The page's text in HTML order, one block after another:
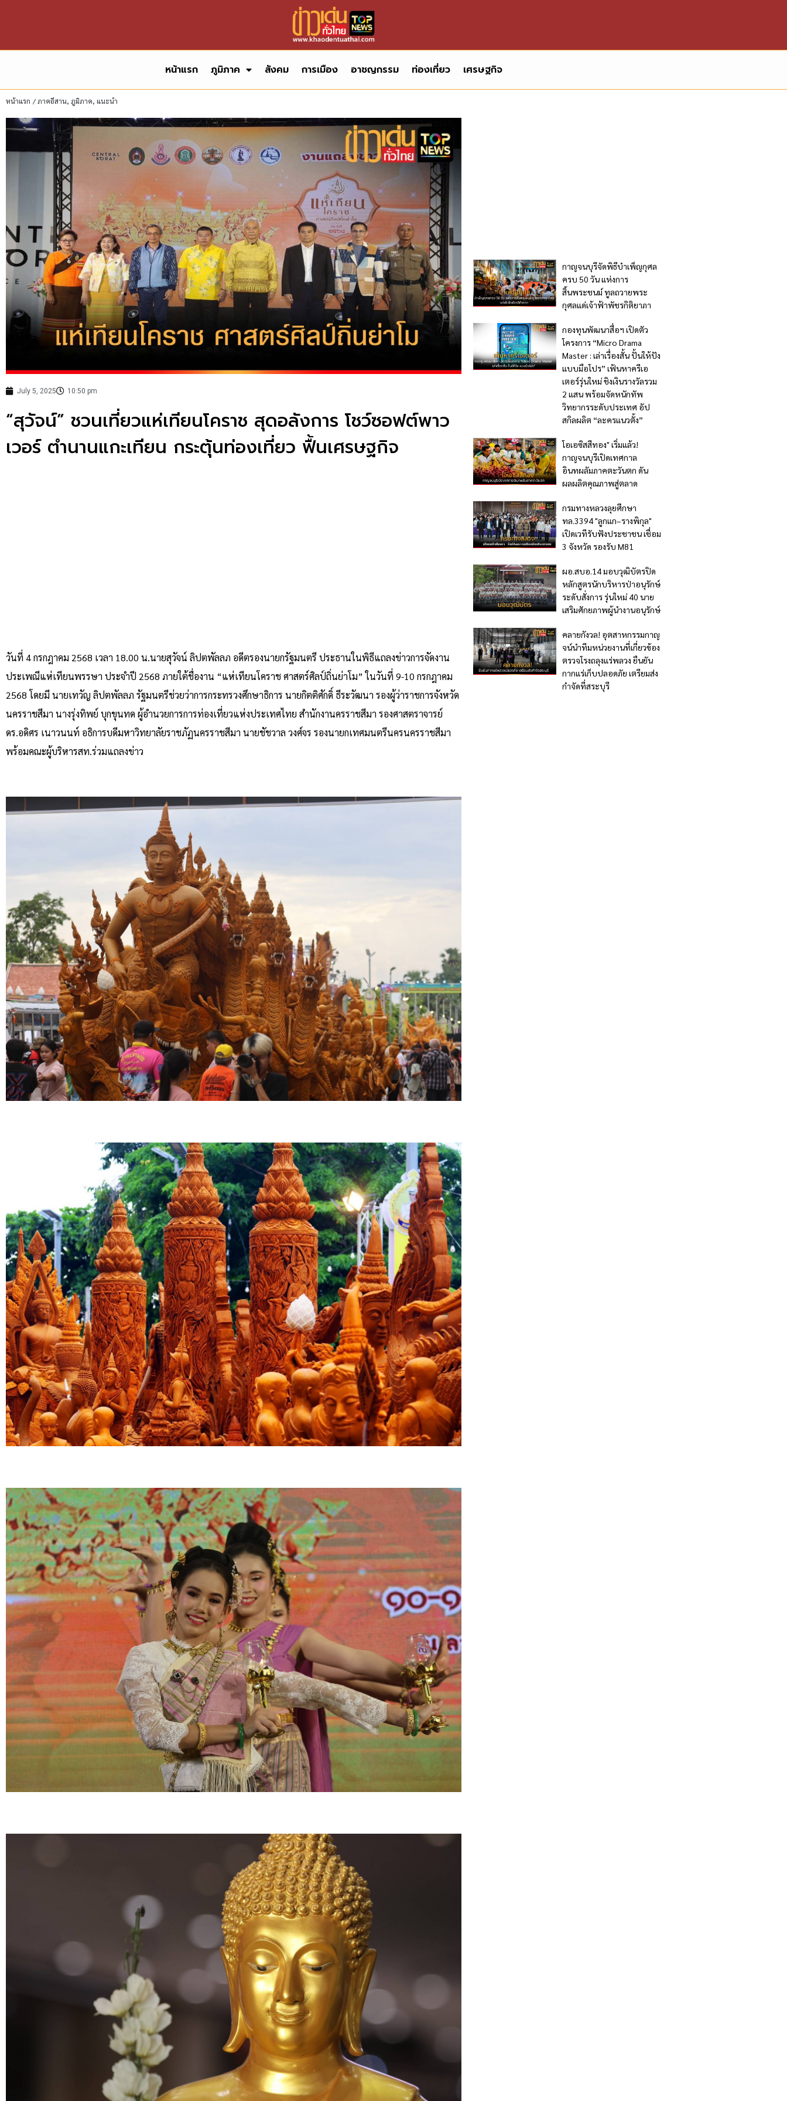
หน้าแรก ภูมิภาค สังคม การเมือง อาชญกรรม ท่องเที่ยว เศรษฐกิจ
หน้าแรก /ภาคอีสาน, ภูมิภาค, แนะนำ
July 5, 2025 10:50 pm
“สุวัจน์” ชวนเที่ยวแห่เทียนโคราช สุดอลังการ โชว์ซอฟต์พาว
เวอร์ ตำนานแกะเทียน กระตุ้นท่องเที่ยว ฟื้นเศรษฐกิจ
วันที่ 4 กรกฎาคม 2568 เวลา 18.00 น.นายสุวัจน์ ลิปตพัลลภ อดีตรองนายกรัฐมนตรี ประธานในพิธีแถลงข่าวการจัดงาน
ประเพณีแห่เทียนพรรษา ประจําปี 2568 ภายใต้ชื่องาน “แห่เทียนโคราช ศาสตร์ศิลป์ถิ่นย่าโม” ในวันที่ 9-10 กรกฎาคม
2568 โดยมี นายเทวัญ ลิปตพัลลภ รัฐมนตรีช่วยว่าการกระทรวงศึกษาธิการ นายกิตติศักดิ์ ธีระวัฒนา รองผู้ว่าราชการจังหวัด
นครราชสีมา นางรุ่งทิพย์ บุกขุนทด ผู้อํานวยการการท่องเที่ยวแห่งประเทศไทย สํานักงานครราชสีมา รองศาสตราจารย์
ดร.อดิศร เนาวนนท์ อธิการบดีมหาวิทยาลัยราชภัฏนครราชสีมา นายชัชวาล วงศ์จร รองนายกเทศมนตรีนครนครราชสีมา
พร้อมคณะผู้บริหารสท.ร่วมแถลงข่าว
กาญจนบุรีจัดพิธีบำเพ็ญกุศล
ครบ 50 วัน แห่งการ
สิ้นพระชนม์ ทูลถวายพระ
กุศลแด่เจ้าฟ้าพัชรกิติยาภา
กองทุนพัฒนาสื่อฯ เปิดตัว
โครงการ “Micro Drama
Master : เล่าเรื่องสั้น ปั้นให้ปัง
แบบมือโปร” เฟ้นหาครีเอ
เตอร์รุ่นใหม่ ชิงเงินรางวัลรวม
2 แสน พร้อมจัดหนักทัพ
วิทยากรระดับประเทศ อัป
สกิลผลิต “ละครแนวตั้ง”
โอเอซิสสีทอง" เริ่มแล้ว!
กาญจนบุรีเปิดเทศกาล
อินทผลัมภาคตะวันตก ดัน
ผลผลิตคุณภาพสู่ตลาด
กรมทางหลวงลุยศึกษา
ทล.3394 "ลูกแก–รางพิกุล"
เปิดเวทีรับฟังประชาชน เชื่อม
3 จังหวัด รองรับ M81
ผอ.สบอ.14 มอบวุฒิบัตรปิด
หลักสูตรนักบริหารป่าอนุรักษ์
ระดับสั่งการ รุ่นใหม่ 40 นาย
เสริมศักยภาพผู้นำงานอนุรักษ์
คลายกังวล! อุตสาหกรรมกาญ
จน์นำทีมหน่วยงานที่เกี่ยวข้อง
ตรวจโรงถลุงแร่พลวง ยืนยัน
กากแร่เก็บปลอดภัย เตรียมส่ง
กำจัดที่สระบุรี